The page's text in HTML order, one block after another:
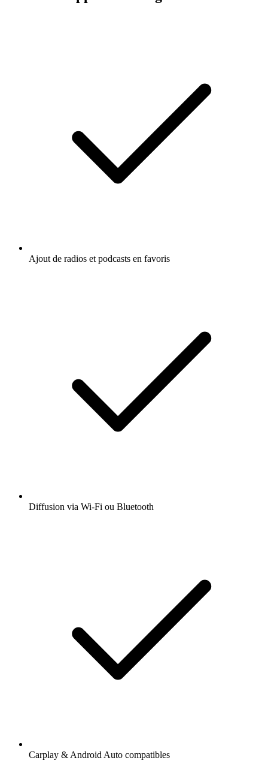
Ajout de radios et podcasts en favoris
Diffusion via Wi-Fi ou Bluetooth
Carplay & Android Auto compatibles